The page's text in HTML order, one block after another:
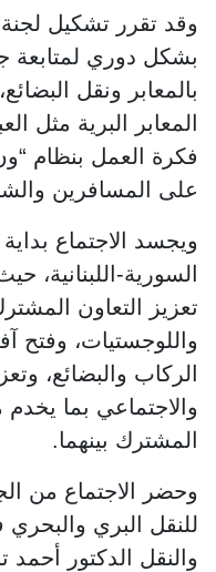
وقد تقرر تشكيل
بشكل دوري لمتابعة
بالمعابر ونقل
المعابر البرية مثل
فكرة العمل بنظام
على المسافرين
ويجسد الاجتماع
السورية-
تعزيز التعاون
واللوجستيات، وفتح
الركاب والبضائع،
والاجتماعي بما
المشترك بينهما.
وحضر الاجتماع من
للنقل البري
والنقل الدكتور